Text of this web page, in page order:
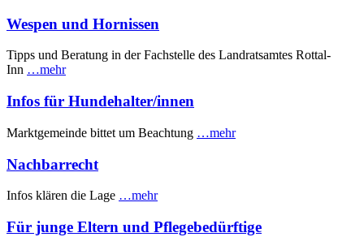
Wespen und Hornissen
Tipps und Beratung in der Fachstelle des Landratsamtes Rottal-
Inn …mehr
Infos für Hundehalter/innen
Marktgemeinde bittet um Beachtung …mehr
Nachbarrecht
Infos klären die Lage …mehr
Für junge Eltern und Pflegebedürftige